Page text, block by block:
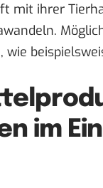
mit ihrer
im